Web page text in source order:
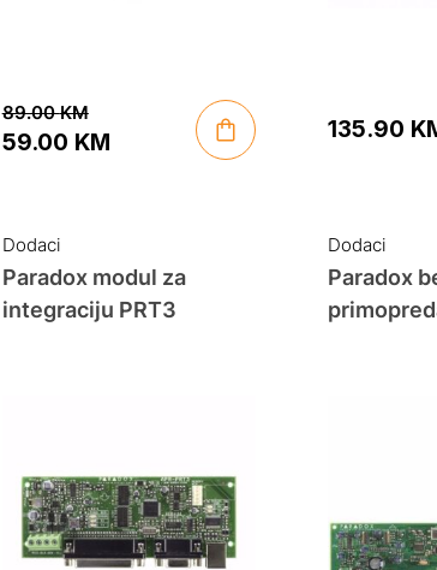
89.00KM
was:
89.00 KM.
59.00 KM
is:
59.00 KM.
135.90
Dodaci
Paradox modul za
integraciju PRT3
Dodaci
Paradox